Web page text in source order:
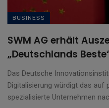
BUSINESS
SWM AG erhält
„Deutschlands
Das Deutsche
Digitalisierung würdigt das auf
spezialisierte Unternehmen